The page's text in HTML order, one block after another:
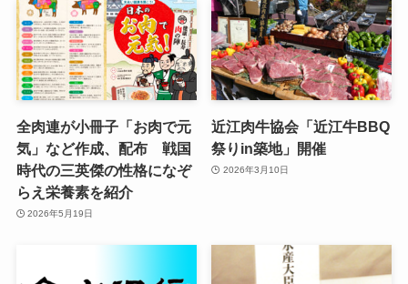
全肉連が小冊子「お肉で元
気」など作成、配布 戦国
時代の三英傑の性格になぞ
らえ栄養素を紹介
2026年5月19日
近江肉牛協会「近江牛BBQ
祭りin築地」開催
2026年3月10日